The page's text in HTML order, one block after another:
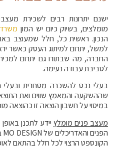
ישנם יתרונות רבים לשכירת
מומלצים, בשיוק כיום יש המון
הנכון. ראשית כל, חלל שמעוצב
למשל, יתרום למיתוג העסק כאשר
החברה, מה שבתורו גם יתרום
לסביבת עבודה נעימה.
בעלי נכס להשכרה מסחרית
שההשקעה והמאמץ שווים ואת
במיסוי על חשבון הוצאה זו כהוצאה
מעצב פנים מומלץ יידע לתכנן
הפנים והאדריכלים שלMO DESIGN
הקונספט הרצוי לכל חלל בהתאם